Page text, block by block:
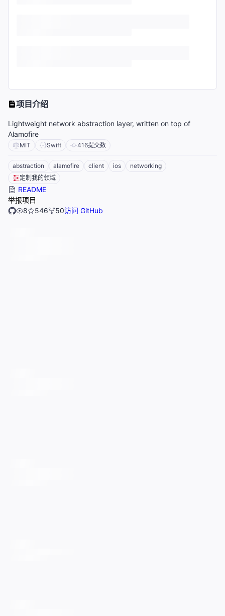
项目介绍
Lightweight network abstraction layer, written on top of
Alamofire
MIT Swift 416提交数
abstraction alamofire client ios
networking
定制我的领域
README
举报项目
8
546 50访问 GitHub